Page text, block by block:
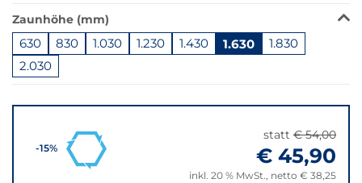
Bei
Klick
wechselt
der
Filter
die
Alternative
Zaunhöhe (mm)
630 830 1.030 1.230 1.430 1.630
1.830
2.030
zu
zurücksetzen"
-15%
statt € 54,00
€ 45,90
inkl. 20 % MwSt., netto € 38,25